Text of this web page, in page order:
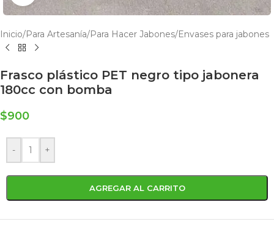
Inicio/Para Artesanía/Para Hacer Jabones/Envases para jabones
Frasco plástico PET negro tipo jabonera
180cc con bomba
$900
- +
AGREGAR AL CARRITO